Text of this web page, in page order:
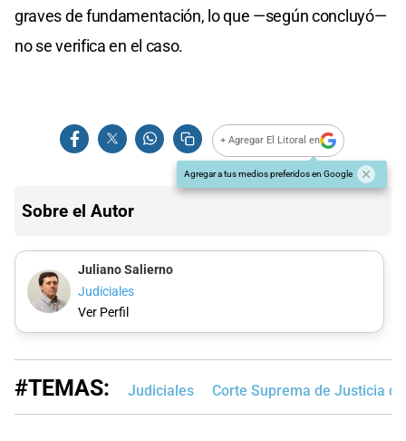
graves de fundamentación, lo que —según concluyó—
no se verifica en el caso.
+ Agregar El Litoral en
Agregar a tus medios preferidos en Google
Sobre el Autor
Juliano Salierno
Judiciales
Ver Perfil
#TEMAS: Judiciales Corte Suprema de Justicia